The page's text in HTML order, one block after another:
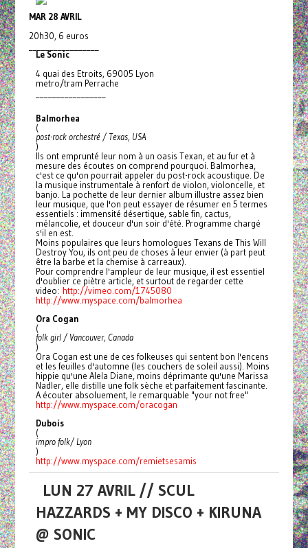
MAR 28 AVRIL
20h30, 6 euros
Le Sonic
4 quai des Etroits, 69005 Lyon
metro/tram Perrache
Balmorhea
(
post-rock orchestré / Texas, USA
)
Ils ont emprunté leur nom à un oasis Texan, et au fur et à
mesure des écoutes on comprend pourquoi. Balmorhea,
c'est ce qu'on pourrait appeler du post-rock acoustique. De
la musique instrumentale à renfort de violon, violoncelle, et
banjo. La pochette de leur dernier album illustre assez bien
leur musique, que l'on peut essayer de résumer en 5 termes
essentiels : immensité désertique, sable fin, cactus,
mélancolie, et douceur d'un soir d'été. Programme chargé
s'il en est.
Moins populaires que leurs homologues Texans de This Will
Destroy You, ils ont peu de choses à leur envier (à part peut
être la barbe et la chemise à carreaux).
Pour comprendre l'ampleur de leur musique, il est essentiel
d'oublier ce piètre article, et surtout de regarder cette
video: http://vimeo.com/1745080
http://www.myspace.com/balmorhea
Ora Cogan
(
folk girl / Vancouver, Canada
)
Ora Cogan est une de ces folkeuses qui sentent bon l'encens
et les feuilles d'automne (les couchers de soleil aussi). Moins
hippie qu'une Alela Diane, moins déprimante qu'une Marissa
Nadler, elle distille une folk sèche et parfaitement fascinante.
A écouter absoluement, le remarquable "your not free"
http://www.myspace.com/oracogan
Dubois
(
impro folk/ Lyon
)
http://www.myspace.com/remietsesamis
LUN 27 AVRIL // SCUL
HAZZARDS + MY DISCO + KIRUNA
@ SONIC